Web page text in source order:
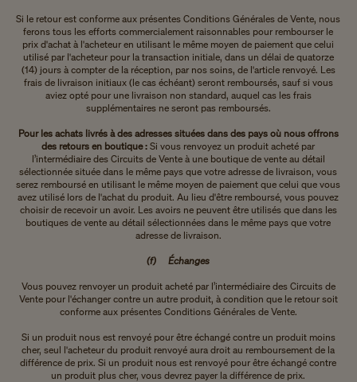
Si le retour est conforme aux présentes Conditions Générales de Vente, nous
ferons tous les efforts commercialement raisonnables pour rembourser le
prix d'achat à l'acheteur en utilisant le même moyen de paiement que celui
utilisé par l'acheteur pour la transaction initiale, dans un délai de quatorze
(14) jours à compter de la réception, par nos soins, de l'article renvoyé. Les
frais de livraison initiaux (le cas échéant) seront remboursés, sauf si vous
aviez opté pour une livraison non standard, auquel cas les frais
supplémentaires ne seront pas remboursés.
Pour les achats livrés à des adresses situées dans des pays où nous offrons
des retours en boutique :Si vous renvoyez un produit acheté par
l’intermédiaire des Circuits de Vente à une boutique de vente au détail
sélectionnée située dans le même pays que votre adresse de livraison, vous
serez remboursé en utilisant le même moyen de paiement que celui que vous
avez utilisé lors de l'achat du produit. Au lieu d'être remboursé, vous pouvez
choisir de recevoir un avoir. Les avoirs ne peuvent être utilisés que dans les
boutiques de vente au détail sélectionnées dans le même pays que votre
adresse de livraison.
(f) Échanges
Vous pouvez renvoyer un produit acheté par l’intermédiaire des Circuits de
Vente pour l'échanger contre un autre produit, à condition que le retour soit
conforme aux présentes Conditions Générales de Vente.
Si un produit nous est renvoyé pour être échangé contre un produit moins
cher, seul l'acheteur du produit renvoyé aura droit au remboursement de la
différence de prix. Si un produit nous est renvoyé pour être échangé contre
un produit plus cher, vous devrez payer la différence de prix.